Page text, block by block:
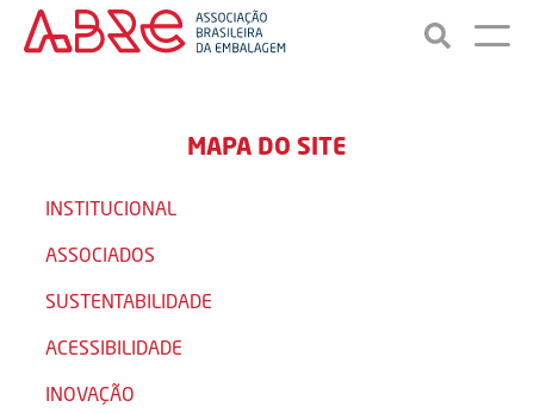
MAPA DO SITE
INSTITUCIONAL
ASSOCIADOS
SUSTENTABILIDADE
ACESSIBILIDADE
INOVAÇÃO